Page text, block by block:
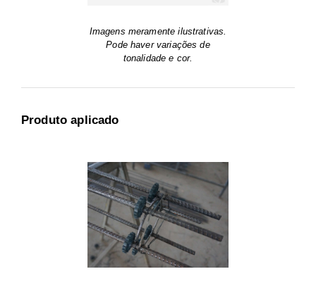
Imagens meramente ilustrativas.
Pode haver variações de
tonalidade e cor.
Produto aplicado